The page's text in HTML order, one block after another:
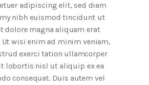
adipiscing elit, sed diam
nibh euismod tincidunt ut
dolore magna aliquam erat
wisi enim ad minim veniam,
exerci tation ullamcorper
lobortis nisl ut aliquip ex ea
consequat. Duis autem vel